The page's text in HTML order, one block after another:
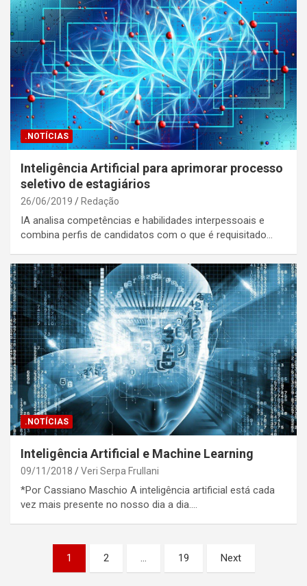
.NOTÍCIAS
Inteligência Artificial para aprimorar processo
seletivo de estagiários
26/06/2019 Redação
IA analisa competências e habilidades interpessoais e
combina perfis de candidatos com o que é requisitado…
.NOTÍCIAS
Inteligência Artificial e Machine Learning
09/11/2018 Veri Serpa Frullani
*Por Cassiano Maschio A inteligência artificial está cada
vez mais presente no nosso dia a dia.…
pagination
1 2 … 19 Next